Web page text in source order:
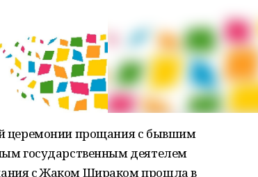
церемонии прощания с бывшим
государственным деятелем
с Жаком Шираком прошла в